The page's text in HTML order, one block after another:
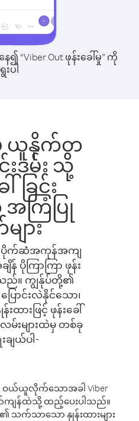
၍ “Viber Out ဖုန်းခေါ်မှု” ကို
းပါ
ယူနိုက်တ
ဒမ်း သို့
ါ်ခြင်း
ကြံပြု
ျား
ပိုက်ဆံအကုန်အကျ
န် ပိုကြာကြာ ဖုန်း
သည်။ ကျွန်ုပ်တို့၏
ောင်းလဲနိုင်သော၊
ားဖြင့် ဖုန်းခေါ်
းများထဲမှ တစ်ခု
ချယ်ပါ-
ယ်ယူလိုက်သောအခါ Viber
ျန်ထဲသို့ ထည့်ပေးပါသည်။
သက်သာသော နှုန်းထားများ